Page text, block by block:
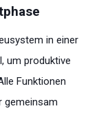
in einer
um produktive
Funktionen
gemeinsam